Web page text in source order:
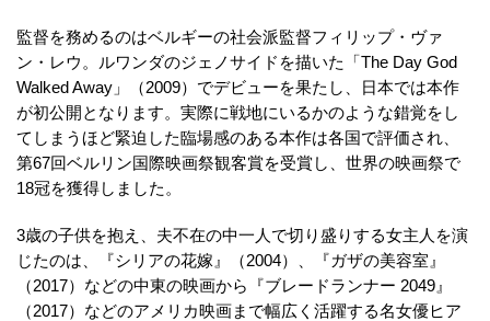
監督を務めるのはベルギーの社会派監督フィリップ・ヴァ
ン・レウ。ルワンダのジェノサイドを描いた「The Day God
Walked Away」（2009）でデビューを果たし、日本では本作
が初公開となります。実際に戦地にいるかのような錯覚をし
てしまうほど緊迫した臨場感のある本作は各国で評価され、
第67回ベルリン国際映画祭観客賞を受賞し、世界の映画祭で
18冠を獲得しました。
3歳の子供を抱え、夫不在の中一人で切り盛りする女主人を演
じたのは、『シリアの花嫁』（2004）、『ガザの美容室』
（2017）などの中東の映画から『ブレードランナー 2049』
（2017）などのアメリカ映画まで幅広く活躍する名女優ヒア